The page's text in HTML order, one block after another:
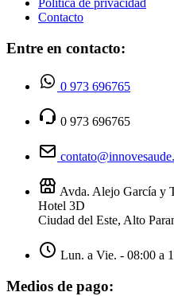
Política de privacidad
Contacto
Entre en contacto:
0 973 696765
0 973 696765
Avda. Alejo García y
Hotel 3D
Ciudad del Este, Alto
Lun. a Vie. - 08:00 a
Medios de pago: